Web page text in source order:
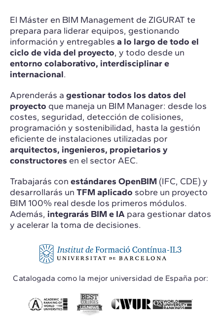
El Máster en BIM Management de ZIGURAT te
prepara para liderar equipos, gestionando
información y entregables a lo largo de todo el
ciclo de vida del proyecto, y todo desde un
entorno colaborativo, interdisciplinar e
internacional.
Aprenderás a gestionar todos los datos del
proyecto que maneja un BIM Manager: desde los
costes, seguridad, detección de colisiones,
programación y sostenibilidad, hasta la gestión
eficiente de instalaciones utilizadas por
arquitectos, ingenieros, propietarios y
constructores en el sector AEC.
Trabajarás con estándares OpenBIM (IFC, CDE) y
desarrollarás un TFM aplicado sobre un proyecto
BIM 100% real desde los primeros módulos.
Además, integrarás BIM e IA para gestionar datos
y acelerar la toma de decisiones.
Catalogada como la mejor universidad de España por: